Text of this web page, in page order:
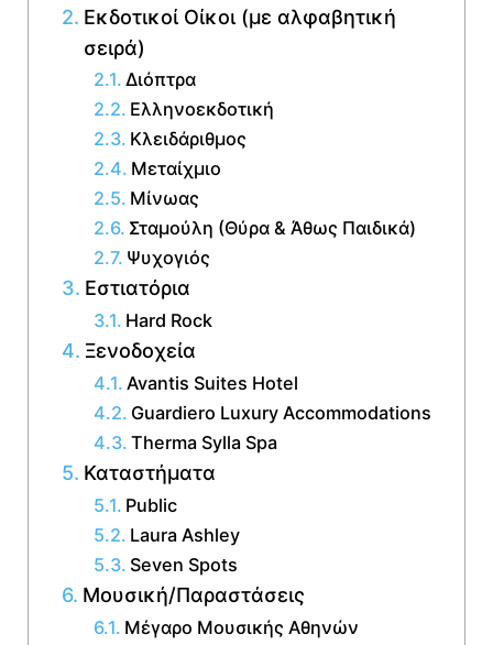
Εκδοτικοί Οίκοι (με αλφαβητική
σειρά)
Διόπτρα
Ελληνοεκδοτική
Κλειδάριθμος
Μεταίχμιο
Μίνωας
Σταμούλη (Θύρα & Άθως Παιδικά)
Ψυχογιός
Εστιατόρια
Hard Rock
Ξενοδοχεία
Avantis Suites Hotel
Guardiero Luxury Accommodations
Therma Sylla Spa
Καταστήματα
Public
Laura Ashley
Seven Spots
Μουσική/Παραστάσεις
Μέγαρο Μουσικής Αθηνών